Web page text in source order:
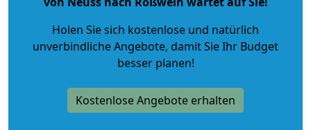
Holen Sie sich kostenlose und natürlich
unverbindliche Angebote, damit Sie Ihr Budget
besser planen!
Kostenlose Angebote erhalten